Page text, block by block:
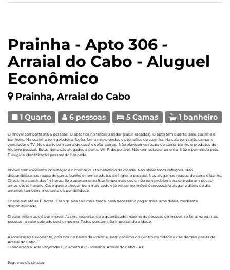
Prainha - Apto 306 -
Arraial do Cabo - Aluguel
Econômico
Prainha, Arraial do Cabo
1 Quarto 6 pessoas 5 Camas 1 banheiro
O imóvel comporta até 6 pessoas. O apto fica no terceiro andar (subir escadas). O apto tem quarto, sala, cozinha e
banheiro. Na cozinha tem geladeira, fogão, forno micro-ondas e utensílios de cozinha. Na sala tem sofás camas e
ventilador e TV. No quarto tem cama de casal e sofás camas. Não oferecemos roupa de cama, banho e produtos de
higiene pessoal. Estes itens são alugados a parte. Wi-Fi disponível. Não tem estacionamento. Não é permitido pets.
É exigida identificação pessoal do hóspede.
Imóvel com excelente localização e o melhor custo-benefício da cidade. Não oferecemos refeições. Não
disponibilizamos roupa de cama, banho e nem produtos de higiene pessoal. Nos alugamos roupas de cama e banho.
Check-in a partir das 14 horas. Se o apartamento ficar limpo mais cedo, não tem problema na entrada um pouco
antes deste horário. Caso queira chegar bem mais cedo e já entrar no imóvel é necessário alugar a diária do dia
anterior, também, mediante disponibilidade.
Check-out até as 11 horas. Caso queira sair mais tarde, será necessário pagar mais uma diária, mediante
disponibilidade.
O valor informado é por imóvel. Assim, respeitando a quantidade máxima de pessoas do imóvel, se for uma ou mais
pessoas, o valor cobrado será o mesmo. Todos contam não importando a idade.
A localização é excelente, pois fica no bairro da Prainha, bem próximo do Centro da cidade e das demais praias de
Arraial do Cabo.
O endereço é: Rua Projetada E, número 107 - Prainha, Arraial do Cabo – RJ.
Segue as distâncias: